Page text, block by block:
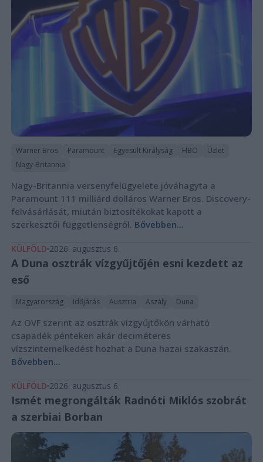
Warner Bros Paramount Egyesült Királyság HBO
Üzlet
Nagy-Britannia
Nagy-Britannia versenyfelügyelete jóváhagyta a
Paramount 111 milliárd dolláros Warner Bros. Discovery-
felvásárlását, miután biztosítékokat kapott a
szerkesztői függetlenségről. Bővebben...
KÜLFÖLD 2026. augusztus 6.
A Duna osztrák vízgyűjtőjén esni kezdett az
eső
Magyarország Időjárás Ausztria Aszály Duna
Az OVF szerint az osztrák vízgyűjtőkön várható
csapadék pénteken akár deciméteres
vízszintemelkedést hozhat a Duna hazai szakaszán.
Bővebben...
KÜLFÖLD 2026. augusztus 6.
Ismét megrongálták Radnóti Miklós szobrát
a szerbiai Borban